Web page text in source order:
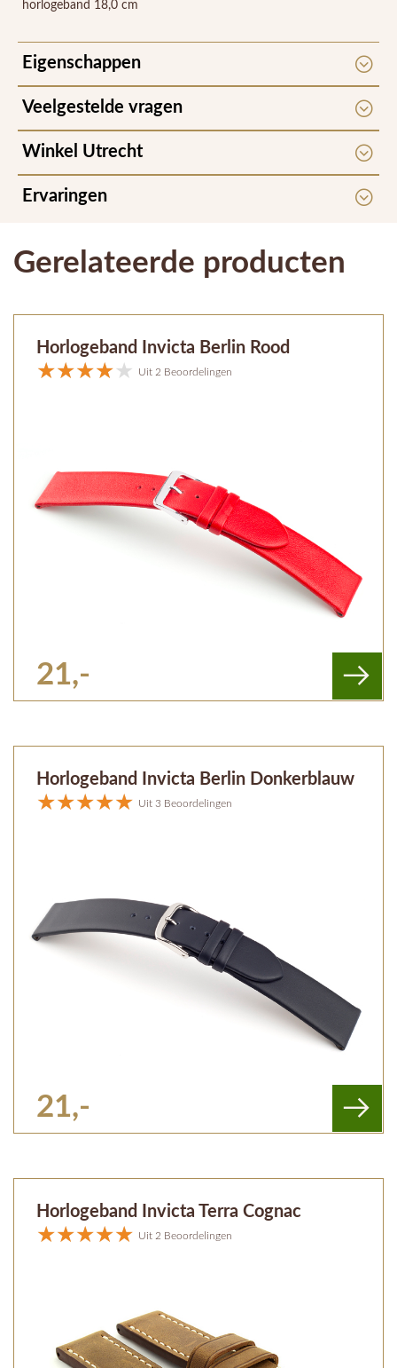
horlogeband 18,0 cm
Eigenschappen
Veelgestelde vragen
Winkel Utrecht
Ervaringen
Gerelateerde producten
Horlogeband Invicta Berlin Rood
Uit 2 Beoordelingen
21,-
Horlogeband Invicta Berlin Donkerblauw
Uit 3 Beoordelingen
21,-
Horlogeband Invicta Terra Cognac
Uit 2 Beoordelingen